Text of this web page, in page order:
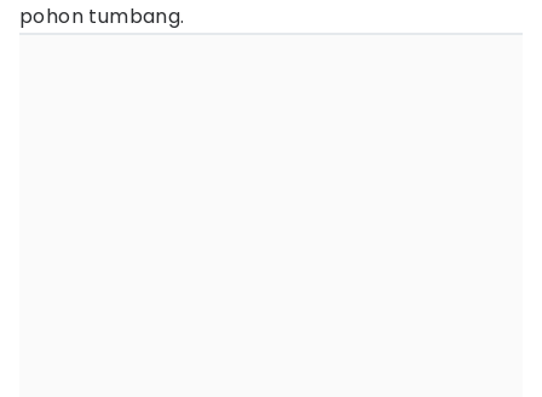
pohon tumbang.